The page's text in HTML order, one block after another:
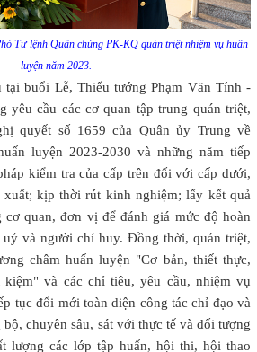
Tư lệnh Quân chủng PK-KQ quán triệt nhiệm vụ huấn
luyện năm 2023.
tại buổi Lễ, Thiếu tướng Phạm Văn Tính -
yêu cầu các cơ quan tập trung quán triệt,
quyết số 1659 của Quân ủy Trung về
luyện 2023-2030 và những năm tiếp
kiểm tra của cấp trên đối với cấp dưới,
kịp thời rút kinh nghiệm; lấy kết quả
quan, đơn vị để đánh giá mức độ hoàn
uỷ và người chỉ huy. Đồng thời, quán triệt,
châm huấn luyện "Cơ bản, thiết thực,
kiệm" và các chỉ tiêu, yêu cầu, nhiệm vụ
tục đổi mới toàn diện công tác chỉ đạo và
chuyên sâu, sát với thực tế và đối tượng
lượng các lớp tập huấn, hội thi, hội thao